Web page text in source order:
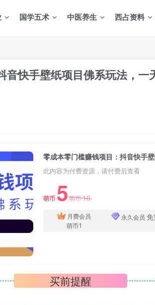
国学五术 中医养生 西占资料
音快手壁纸项目佛系玩法，一
此内容为付费资源，请付费后查看
萌币 5萌币10
月费会员
萌币1
永久会员
买前提醒